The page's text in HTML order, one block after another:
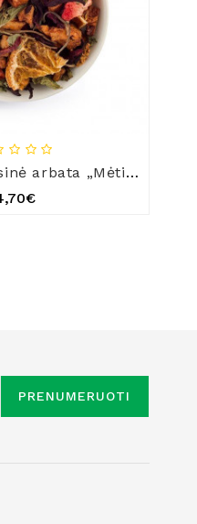
„Gurman‘s“ vaisinė arbata „Mėtinis dangus“
PRENUMERUOTI